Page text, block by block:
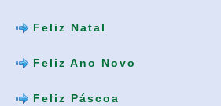
Feliz Natal
Feliz Ano Novo
Feliz Páscoa